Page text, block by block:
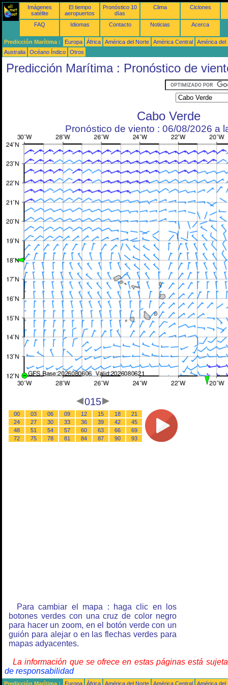
Imágenes
satélite
El tiempo
aeropuertos
Pronóstico 10
días
Clima Ciclones
FAQ Idiomas Contacto Noticias Acerca
Predicción Marítima : Europa África América del Norte América Central
América del
Australia
Océano Índico Otros
Predicción Marítima : Pronóstico de
Cabo Verde
Pronóstico de viento : 06/08/2026 a
015
00 03 06 09 12 15 18
21
24
27 30 33 36 39 42
45
48
51 54 57 60 63 66
69
72
75 78 81 84 87 90 93
Para cambiar el mapa : haga clic en los
botones verdes con una cruz de color negro
para hacer un zoom, en el botón verde con un
guión para alejar o en las flechas verdes para
mapas adyacentes.
La información que se ofrece en estas páginas está
de responsabilidad
Predicción Marítima : Europa África América del Norte América Central
América del